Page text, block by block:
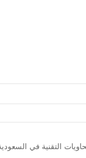
التقنية في